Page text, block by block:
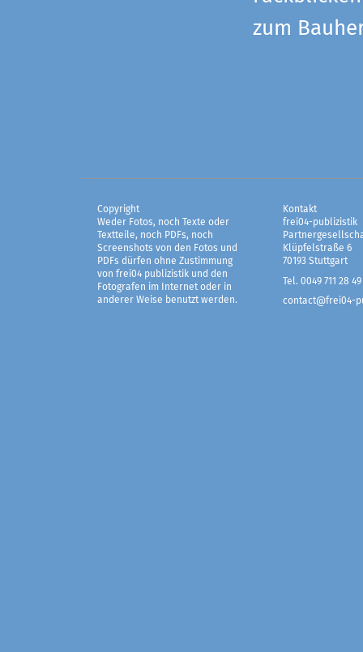
zum
Copyright
Weder Fotos, noch Texte oder
Textteile, noch PDFs, noch
Screenshots von den Fotos und
PDFs dürfen ohne Zustimmung
von frei04 publizistik und den
Fotografen im Internet oder in
anderer Weise benutzt werden.
Kontakt
frei04-publizistik
Klüpfelstraße 6
70193 Stuttgart
Tel. 0049 711 28 49
contact@frei04-